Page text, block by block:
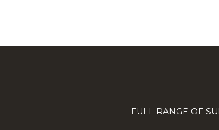
FULL RANGE OF